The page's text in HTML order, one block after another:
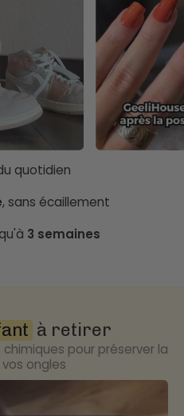
quotidien
, sans écaillement
3 semaines
à retirer
pour préserver la
ongles